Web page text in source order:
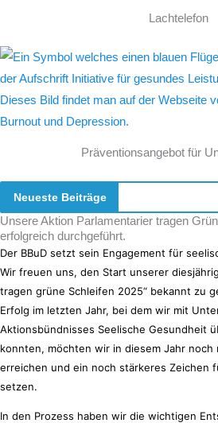
Lachtelefon
Präventionsangebot für
Neueste Beiträge
Unsere Aktion Parlamentarier tragen
erfolgreich durchgeführt.
Der BBuD setzt sein Engagement für
Wir freuen uns, den Start unserer
tragen grüne Schleifen 2025“ bekannt zu
Erfolg im letzten Jahr, bei dem wir mit
Aktionsbündnisses Seelische Gesundheit
konnten, möchten wir in diesem Jahr noch
erreichen und ein noch stärkeres Zeichen
setzen.
In den Prozess haben wir die wichtigen